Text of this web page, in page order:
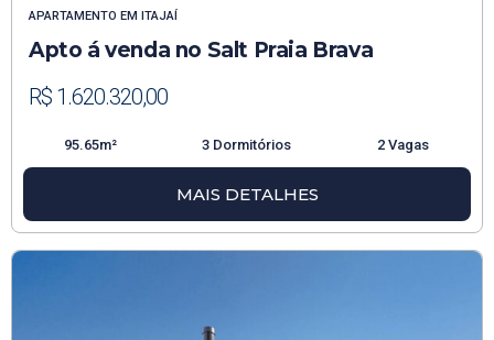
APARTAMENTO EM ITAJAÍ
Apto á venda no Salt Praia Brava
R$ 1.620.320,00
95.65m² 3 Dormitórios 2 Vagas
MAIS DETALHES